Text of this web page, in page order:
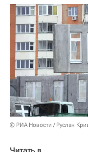
© РИА Новости / Руслан